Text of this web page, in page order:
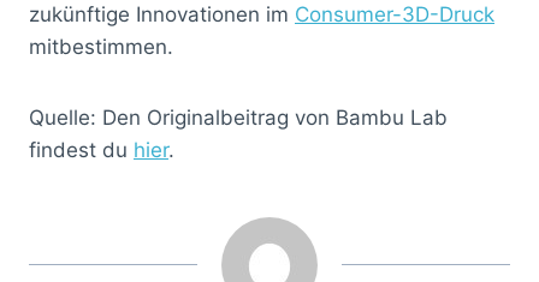
zukünftige Innovationen im Consumer-3D-Druck
mitbestimmen.
Quelle: Den Originalbeitrag von Bambu Lab
findest du hier.